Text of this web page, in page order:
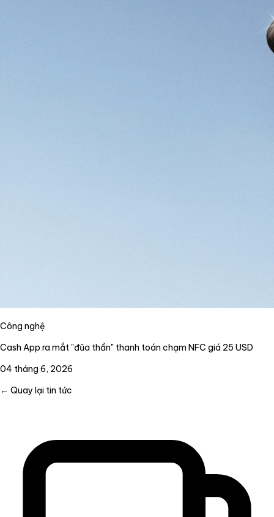
Công nghệ
Cash App ra mắt "đũa thần" thanh toán chạm NFC giá 25 USD
04 tháng 6, 2026
← Quay lại tin tức